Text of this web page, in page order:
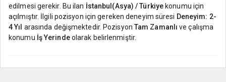
edilmesi gerekir. Bu ilan İstanbul(Asya) / Türkiye konumu için
açılmıştır. İlgili pozisyon için gereken deneyim süresi Deneyim: 2-
4 Yıl arasında değişmektedir. Pozisyon Tam Zamanlı ve çalışma
konumu İş Yerindeolarak belirlenmiştir.